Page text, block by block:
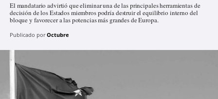
El mandatario advirtió que eliminar una de las principales herramientas de
decisión de los Estados miembros podría destruir el equilibrio interno del
bloque y favorecer a las potencias más grandes de Europa.
Publicado por Octubre